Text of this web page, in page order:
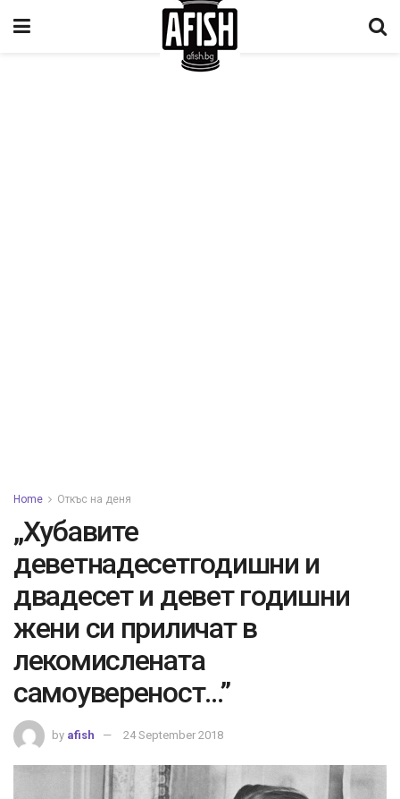
Home Откъс на деня
„Хубавите
деветнадесетгодишни и
двадесет и девет годишни
жени си приличат в
лекомислената
самоувереност…”
by afish 24 September 2018